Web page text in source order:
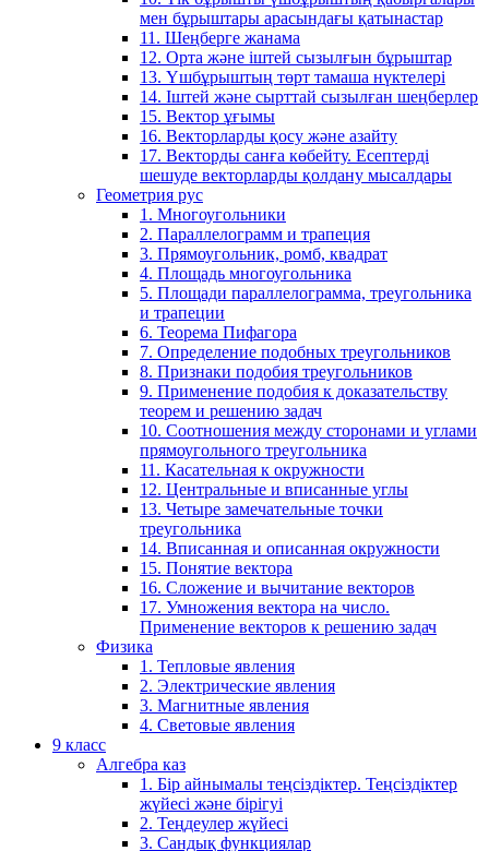
мен бұрыштары арасындағы қатынастар
11. Шеңберге жанама
12. Орта және іштей сызылғын бұрыштар
13. Үшбұрыштың төрт тамаша нүктелері
14. Іштей және сырттай сызылған шеңберлер
15. Вектор ұғымы
16. Векторларды қосу және азайту
17. Векторды санға көбейту. Есептерді
шешуде векторларды қолдану мысалдары
Геометрия рус
1. Многоугольники
2. Параллелограмм и трапеция
3. Прямоугольник, ромб, квадрат
4. Площадь многоугольника
5. Площади параллелограмма, треугольника
и трапеции
6. Теорема Пифагора
7. Определение подобных треугольников
8. Признаки подобия треугольников
9. Применение подобия к доказательству
теорем и решению задач
10. Соотношения между сторонами и углами
прямоугольного треугольника
11. Касательная к окружности
12. Центральные и вписанные углы
13. Четыре замечательные точки
треугольника
14. Вписанная и описанная окружности
15. Понятие вектора
16. Сложение и вычитание векторов
17. Умножения вектора на число.
Применение векторов к решению задач
Физика
1. Тепловые явления
2. Электрические явления
3. Магнитные явления
4. Световые явления
9 класс
Алгебра каз
1. Бір айнымалы теңсіздіктер. Теңсіздіктер
жүйесі және бірігуі
2. Теңдеулер жүйесі
3. Сандық функциялар